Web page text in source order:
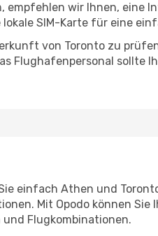
empfehlen wir Ihnen, eine
SIM-Karte für eine
von Toronto zu
Flughafenpersonal sollte
einfach Athen und
Mit Opodo können Sie
Flugkombinationen.